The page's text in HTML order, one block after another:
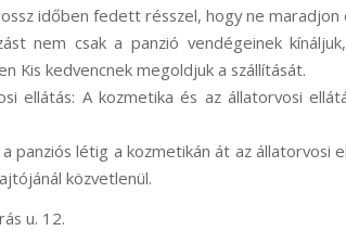
időben fedett résszel, hogy ne maradjon
nem csak a panzió vendégeinek
Kis kedvencnek megoldjuk a szállítását.
ellátás: A kozmetika és az állatorvosi
a panziós létig a kozmetikán át az
közvetlenül.
u. 12.